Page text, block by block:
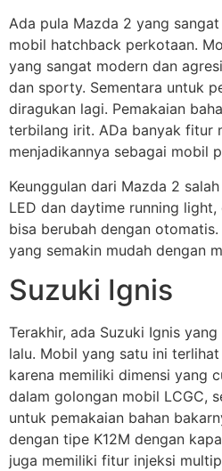
Ada pula Mazda 2 yang
mobil hatchback perkotaan.
yang sangat modern dan
dan sporty. Sementara untuk
diragukan lagi. Pemakaian
terbilang irit. ADa banyak fitur
menjadikannya sebagai mobil
Keunggulan dari Mazda 2
LED dan daytime running
bisa berubah dengan
yang semakin mudah dengan
Suzuki Ignis
Terakhir, ada Suzuki Ignis
lalu. Mobil yang satu ini
karena memiliki dimensi yang
dalam golongan mobil LCGC,
untuk pemakaian bahan
dengan tipe K12M dengan
juga memiliki fitur injeksi